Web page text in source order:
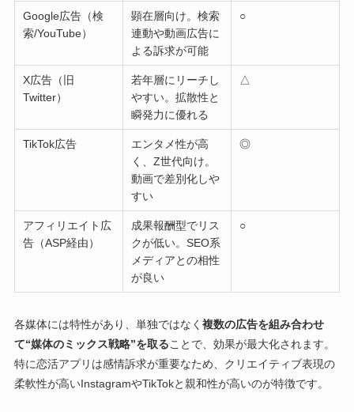
Google広告（検
索/YouTube）
顕在層向け。検索
連動や動画広告に
よる訴求が可能
○
X広告（旧
Twitter）
若年層にリーチし
やすい。拡散性と
瞬発力に優れる
△
TikTok広告
エンタメ性が高
く、Z世代向け。
動画で差別化しや
すい
◎
アフィリエイト広
告（ASP経由）
成果報酬型でリス
クが低い。SEO系
メディアとの相性
が良い
○
各媒体には特性があり、単独ではなく 複数の広告を組み合わせ
て“媒体のミックス戦略”を取ることで、効果が最大化されます。
特に恋活アプリは感情訴求が重要なため、クリエイティブ表現の
柔軟性が高いInstagramやTikTokと親和性が高いのが特徴です。